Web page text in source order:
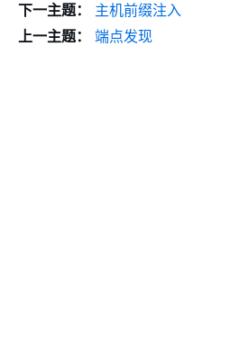
下一主题：
主机前缀注入
上一主题：
端点发现